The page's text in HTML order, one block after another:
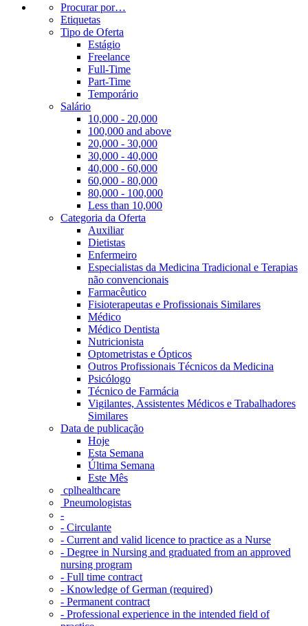
Procurar por…
Etiquetas
Tipo de Oferta
Estágio
Freelance
Full-Time
Part-Time
Temporário
Salário
10,000 - 20,000
100,000 and above
20,000 - 30,000
30,000 - 40,000
40,000 - 60,000
60,000 - 80,000
80,000 - 100,000
Less than 10,000
Categoria da Oferta
Auxiliar
Dietistas
Enfermeiro
Especialistas da Medicina Tradicional e Terapias
não convencionais
Farmacêutico
Fisioterapeutas e Profissionais Similares
Médico
Médico Dentista
Nutricionista
Optometristas e Ópticos
Outros Profissionais Técnicos da Medicina
Psicólogo
Técnico de Farmácia
Vigilantes, Assistentes Médicos e Trabalhadores
Similares
Data de publicação
Hoje
Esta Semana
Última Semana
Este Mês
‎ cplhealthcare‬
Pneumologistas
-
- Circulante
- Current and valid licence to practice as a Nurse
- Degree in Nursing and graduated from an approved
nursing program
- Full time contract
- Knowledge of German (required)
- Permanent contract
- Professional experience in the intended field of